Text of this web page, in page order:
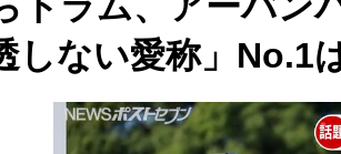
しない愛称」No.1